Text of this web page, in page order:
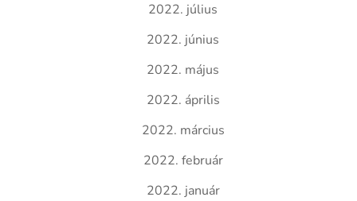
2022. július
2022. június
2022. május
2022. április
2022. március
2022. február
2022. január